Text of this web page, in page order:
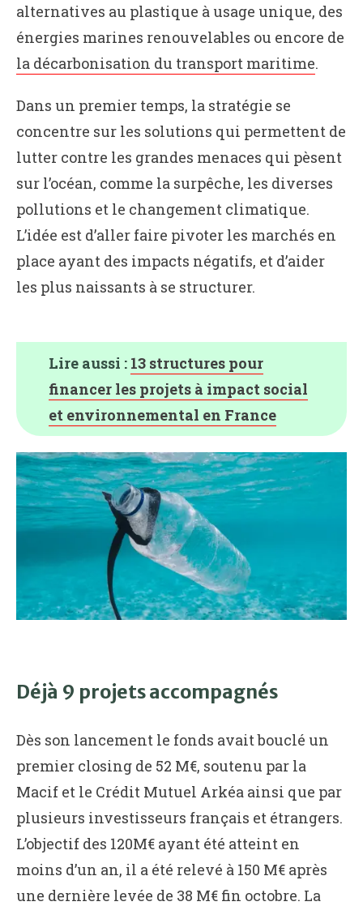
alternatives au plastique à usage unique, des
énergies marines renouvelables ou encore de
la décarbonisation du transport maritime.
Dans un premier temps, la stratégie se
concentre sur les solutions qui permettent de
lutter contre les grandes menaces qui pèsent
sur l’océan, comme la surpêche, les diverses
pollutions et le changement climatique.
L’idée est d’aller faire pivoter les marchés en
place ayant des impacts négatifs, et d’aider
les plus naissants à se structurer.
Lire aussi : 13 structures pour
financer les projets à impact social
et environnemental en France
Déjà 9 projets accompagnés
Dès son lancement le fonds avait bouclé un
premier closing de 52 M€, soutenu par la
Macif et le Crédit Mutuel Arkéa ainsi que par
plusieurs investisseurs français et étrangers.
L’objectif des 120M€ ayant été atteint en
moins d’un an, il a été relevé à 150 M€ après
une dernière levée de 38 M€ fin octobre. La